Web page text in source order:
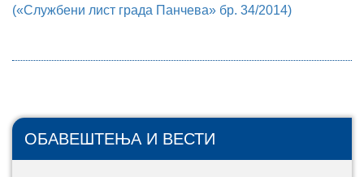
(«Службени лист града Панчева» бр. 34/2014)
ОБАВЕШТЕЊА И ВЕСТИ